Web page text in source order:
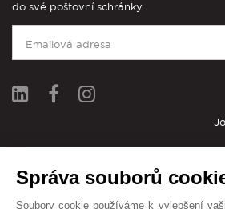
do své poštovní schránky
© John Taylor 2025. Všechna práva
Správa souborů
Soubory cookie používáme k vylepšení